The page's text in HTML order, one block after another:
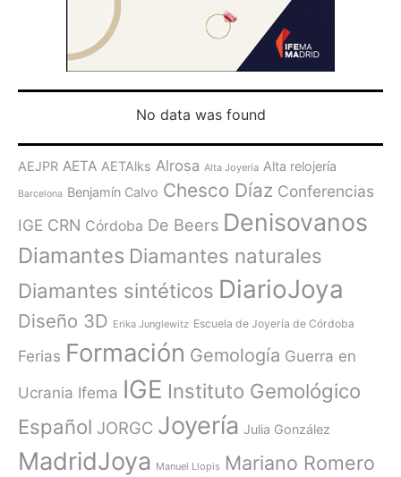
No data was found
AEJPR AETA AETAlks Alrosa Alta Joyería Alta relojería
Barcelona Benjamín Calvo Chesco Díaz Conferencias
IGE CRN Córdoba De Beers Denisovanos
Diamantes Diamantes naturales
Diamantes sintéticos DiarioJoya
Diseño 3D Erika Junglewitz Escuela de Joyería de Córdoba
Ferias Formación Gemología Guerra en
Ucrania Ifema IGE Instituto Gemológico
Español JORGC Joyería Julia González
MadridJoya Manuel Llopis Mariano Romero